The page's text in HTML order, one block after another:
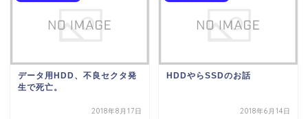
データ用HDD、不良セクタ発
生で死亡。
2018年8月17日
HDDやらSSDのお話
2018年6月14日